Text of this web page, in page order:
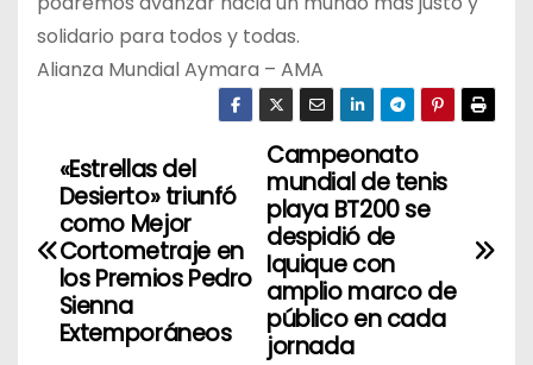
solidario para todos y todas.
Alianza Mundial Aymara – AMA
N
v
Campeonato
mundial de tenis
playa BT200 se
despidió de
Iquique con
amplio marco de
público en cada
jornada
«Estrellas del
Desierto» triunfó
como Mejor
Cortometraje en
los Premios Pedro
Sienna
Extemporáneos